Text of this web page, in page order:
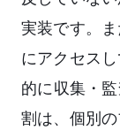
実装です。
にアクセス
的に収集・
割は、個別